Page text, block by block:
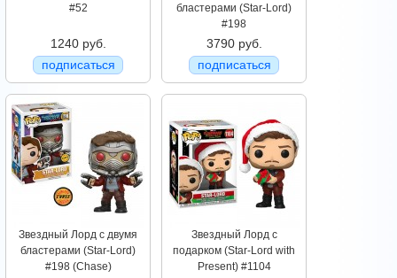
#52
1240 руб.
подписаться
бластерами (Star-Lord)
#198
3790 руб.
подписаться
Звездный Лорд с двумя
бластерами (Star-Lord)
#198 (Chase)
Звездный Лорд с
подарком (Star-Lord with
Present) #1104